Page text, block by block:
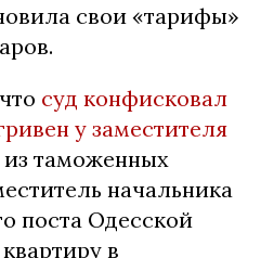
свои «тарифы»
суд конфисковал
у заместителя
из таможенных
начальника
поста Одесской
в